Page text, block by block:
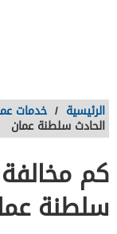
الرئيسية / خدمات
الحادث سلطنة عمان
كم
سلطنة